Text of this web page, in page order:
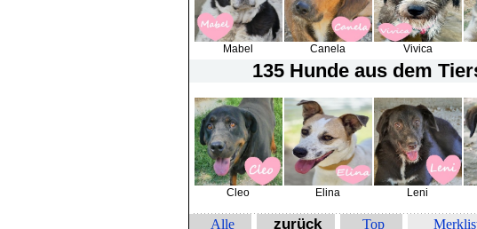
Mabel Canela Vivica
135 Hunde aus dem
Cleo Elina Leni
Alle zurück Top